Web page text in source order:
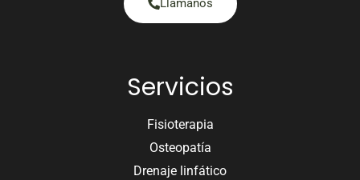
Llámanos
Servicios
Fisioterapia
Osteopatía
Drenaje linfático